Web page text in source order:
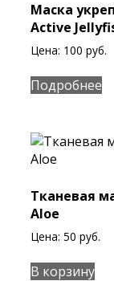
Маска
Active
Цена: 100 руб.
Подробнее
Тканевая
Aloe
Цена: 50 руб.
В корзину